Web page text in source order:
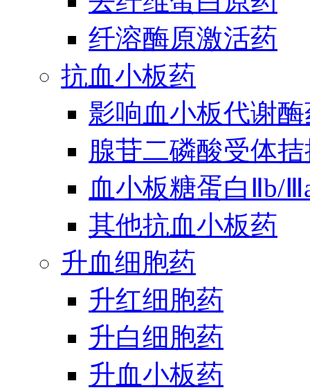
纤溶酶原激活药
抗血小板药
影响血小板代谢
腺苷二磷酸受体
血小板糖蛋白Ⅱb/
其他抗血小板药
升血细胞药
升红细胞药
升白细胞药
升血小板药